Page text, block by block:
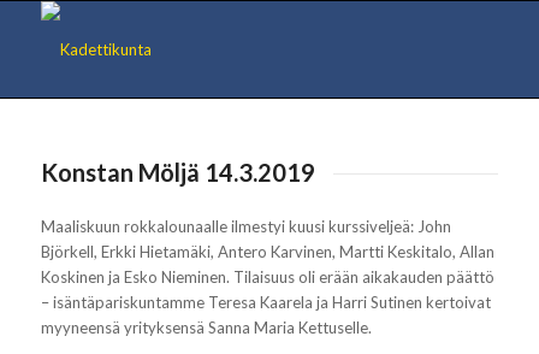
Konstan Möljä 14.3.2019
Maaliskuun rokkalounaalle ilmestyi kuusi kurssiveljeä: John
Björkell, Erkki Hietamäki, Antero Karvinen, Martti Keskitalo, Allan
Koskinen ja Esko Nieminen. Tilaisuus oli erään aikakauden päättö
– isäntäpariskuntamme Teresa Kaarela ja Harri Sutinen kertoivat
myyneensä yrityksensä Sanna Maria Kettuselle.